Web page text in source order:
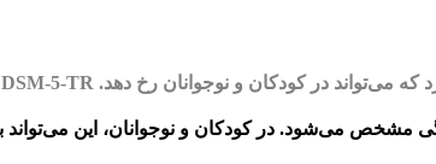
مشخص می‌شود. در کودکان و نوجوانان، این